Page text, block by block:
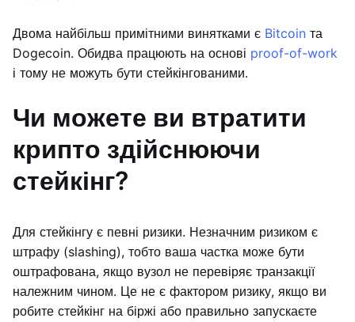
Двома найбільш примітними винятками є Bitcoin та
Dogecoin. Обидва працюють на основі proof-of-work
і тому не можуть бути стейкінгованими.
Чи можете ви втратити
крипто здійснюючи
стейкінг?
Для стейкінгу є певні ризики. Незначним ризиком є
штрафу (slashing), тобто ваша частка може бути
оштрафована, якщо вузол не перевіряє транзакції
належним чином. Це не є фактором ризику, якщо ви
робите стейкінг на біржі або правильно запускаєте